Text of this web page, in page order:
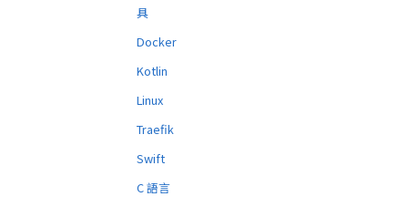
具
Docker
Kotlin
Linux
Traefik
Swift
C 語言